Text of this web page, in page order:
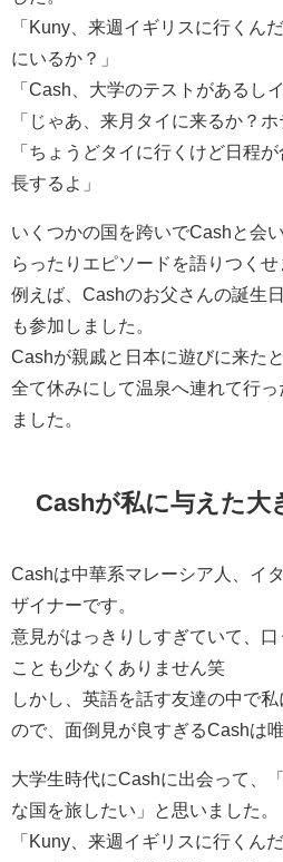
「Kuny、来週イギリスに行くん
にいるか？」
「Cash、大学のテストがあるし
「じゃあ、来月タイに来るか？
「ちょうどタイに行くけど日程
長するよ」
いくつかの国を跨いでCashと会
らったりエピソードを語りつく
例えば、Cashのお父さんの誕生
も参加しました。
Cashが親戚と日本に遊びに来た
全て休みにして温泉へ連れて行っ
ました。
Cashが私に与えた大
Cashは中華系マレーシア人、イ
ザイナーです。
意見がはっきりしすぎていて、
ことも少なくありません笑
しかし、英語を話す友達の中で
ので、面倒見が良すぎるCashは
大学生時代にCashに出会って、
な国を旅したい」と思いました。
「Kuny、来週イギリスに行くん